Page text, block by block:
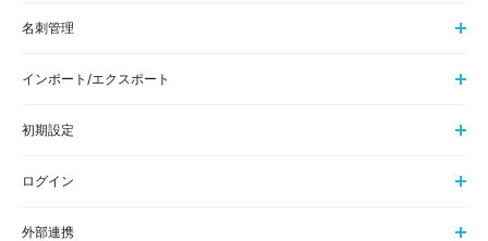
名刺管理
インポート/エクスポート
初期設定
ログイン
外部連携